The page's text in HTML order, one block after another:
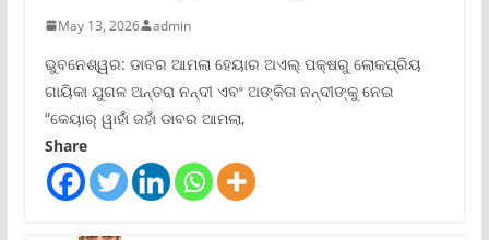
May 13, 2026 admin
ଭୁବନେଶ୍ୱର: ଡାବର ଆମଲା ହେୟାର ଅଏଲ୍ ପକ୍ଷରୁ ଲୋକପ୍ରିୟ
ଗାୟିକା ଯୁଗଳ ଅନ୍ତରା ନନ୍ଦୀ ଏବଂ ଅଙ୍କିତା ନନ୍ଦୀଙ୍କୁ ନେଇ
“କେୟାର୍ ୱାହାଁ ଜହାଁ ଡାବର ଆମଲା,
Share